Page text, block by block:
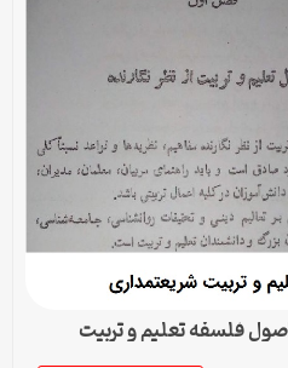
اصول فلسفه تعلیم و تربیت